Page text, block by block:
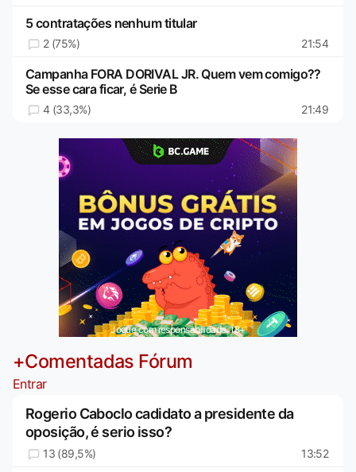
5 contratações nenhum titular
2 (75%) 21:54
Campanha FORA DORIVAL JR. Quem vem comigo??
Se esse cara ficar, é Serie B
4 (33,3%) 21:49
Jogue com responsabilidade. 18+
+Comentadas Fórum
Entrar
Rogerio Caboclo cadidato a presidente da
oposição, é serio isso?
13 (89,5%) 13:52